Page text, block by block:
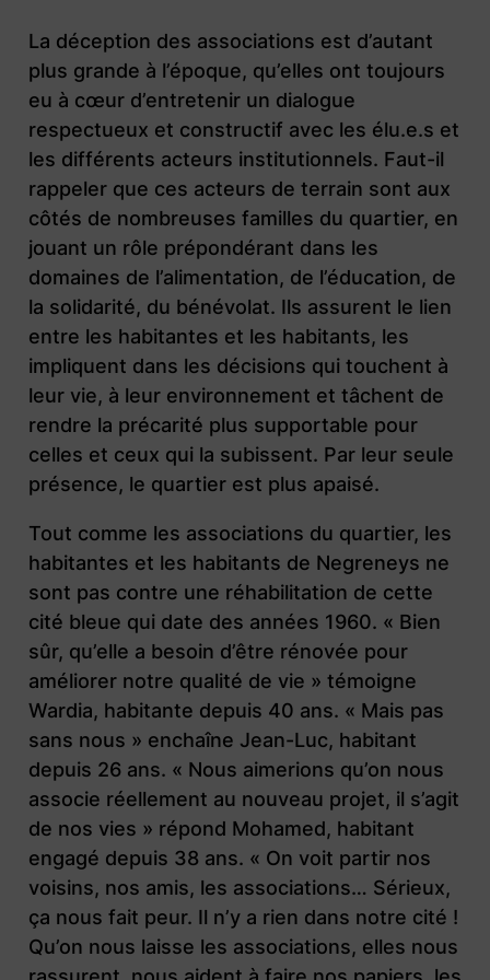
La déception des associations est d’autant
plus grande à l’époque, qu’elles ont toujours
eu à cœur d’entretenir un dialogue
respectueux et constructif avec les élu.e.s et
les différents acteurs institutionnels. Faut-il
rappeler que ces acteurs de terrain sont aux
côtés de nombreuses familles du quartier, en
jouant un rôle prépondérant dans les
domaines de l’alimentation, de l’éducation, de
la solidarité, du bénévolat. Ils assurent le lien
entre les habitantes et les habitants, les
impliquent dans les décisions qui touchent à
leur vie, à leur environnement et tâchent de
rendre la précarité plus supportable pour
celles et ceux qui la subissent. Par leur seule
présence, le quartier est plus apaisé.
Tout comme les associations du quartier, les
habitantes et les habitants de Negreneys ne
sont pas contre une réhabilitation de cette
cité bleue qui date des années 1960. « Bien
sûr, qu’elle a besoin d’être rénovée pour
améliorer notre qualité de vie » témoigne
Wardia, habitante depuis 40 ans. « Mais pas
sans nous » enchaîne Jean-Luc, habitant
depuis 26 ans. « Nous aimerions qu’on nous
associe réellement au nouveau projet, il s’agit
de nos vies » répond Mohamed, habitant
engagé depuis 38 ans. « On voit partir nos
voisins, nos amis, les associations… Sérieux,
ça nous fait peur. Il n’y a rien dans notre cité !
Qu’on nous laisse les associations, elles nous